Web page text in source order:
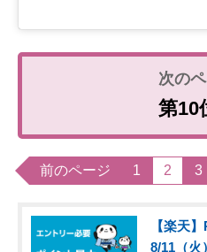
第10
前のページ 1 2 3
【楽天
8/11（